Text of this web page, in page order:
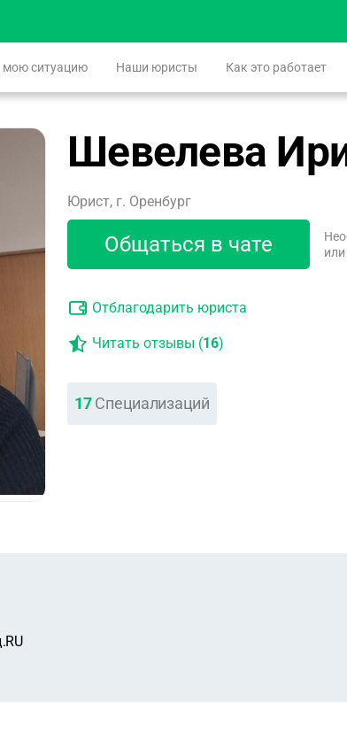
мою ситуацию Наши юристы Как это работает
Шевелева
Юрист, г. Оренбург
Общаться в чате
Отблагодарить юриста
Читать отзывы (16)
17 Специализаций